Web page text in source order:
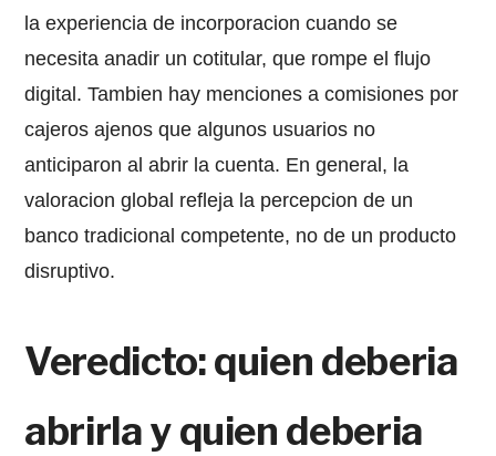
la experiencia de incorporacion cuando se
necesita anadir un cotitular, que rompe el flujo
digital. Tambien hay menciones a comisiones por
cajeros ajenos que algunos usuarios no
anticiparon al abrir la cuenta. En general, la
valoracion global refleja la percepcion de un
banco tradicional competente, no de un producto
disruptivo.
Veredicto: quien deberia
abrirla y quien deberia